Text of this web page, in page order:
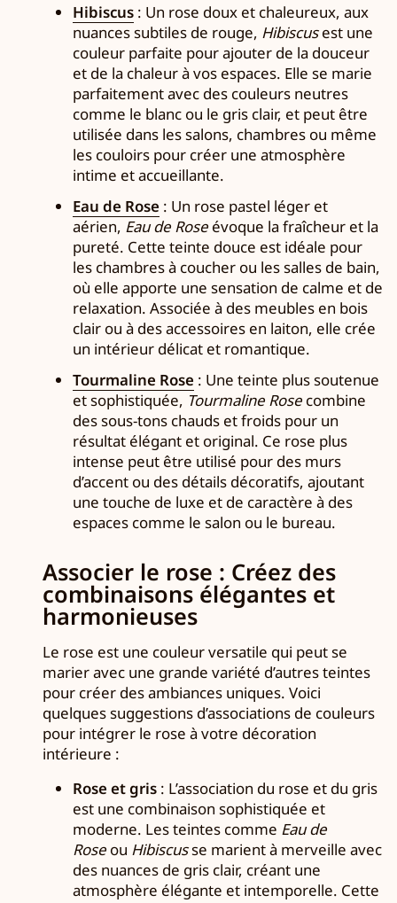
Hibiscus: Un rose doux et chaleureux, aux
nuances subtiles de rouge, Hibiscusest une
couleur parfaite pour ajouter de la douceur
et de la chaleur à vos espaces. Elle se marie
parfaitement avec des couleurs neutres
comme le blanc ou le gris clair, et peut être
utilisée dans les salons, chambres ou même
les couloirs pour créer une atmosphère
intime et accueillante.
Eau de Rose : Un rose pastel léger et
aérien, Eau de Roseévoque la fraîcheur et la
pureté. Cette teinte douce est idéale pour
les chambres à coucher ou les salles de bain,
où elle apporte une sensation de calme et de
relaxation. Associée à des meubles en bois
clair ou à des accessoires en laiton, elle crée
un intérieur délicat et romantique.
Tourmaline Rose : Une teinte plus soutenue
et sophistiquée, Tourmaline Rosecombine
des sous-tons chauds et froids pour un
résultat élégant et original. Ce rose plus
intense peut être utilisé pour des murs
d’accent ou des détails décoratifs, ajoutant
une touche de luxe et de caractère à des
espaces comme le salon ou le bureau.
Associer le rose : Créez des
combinaisons élégantes et
harmonieuses
Le rose est une couleur versatile qui peut se
marier avec une grande variété d’autres teintes
pour créer des ambiances uniques. Voici
quelques suggestions d’associations de couleurs
pour intégrer le rose à votre décoration
intérieure :
Rose et gris: L’association du rose et du gris
est une combinaison sophistiquée et
moderne. Les teintes comme Eau de
Roseou Hibiscusse marient à merveille avec
des nuances de gris clair, créant une
atmosphère élégante et intemporelle. Cette